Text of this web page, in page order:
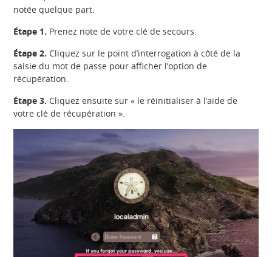
notée quelque part.
Étape 1. Prenez note de votre clé de secours.
Étape 2. Cliquez sur le point d’interrogation à côté de la
saisie du mot de passe pour afficher l’option de
récupération.
Étape 3. Cliquez ensuite sur « le réinitialiser à l’aide de
votre clé de récupération ».